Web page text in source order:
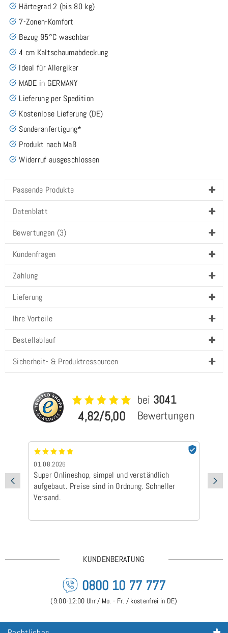
Härtegrad 2 (bis 80 kg)
7-Zonen-Komfort
Bezug 95°C waschbar
4 cm Kaltschaumabdeckung
Ideal für Allergiker
MADE in GERMANY
Lieferung per Spedition
Kostenlose Lieferung (DE)
Sonderanfertigung*
Produkt nach Maß
Widerruf ausgeschlossen
Passende Produkte
Datenblatt
Bewertungen (3)
Kundenfragen
Zahlung
Lieferung
Ihre Vorteile
Bestellablauf
Sicherheit- & Produktressourcen
4,82/5,00
bei 3041
Bewertungen
01.08.2026
Super Onlineshop, simpel und verständlich
aufgebaut. Preise sind in Ordnung. Schneller
Versand.
KUNDENBERATUNG
0800 10 77 777
(9:00-12:00 Uhr / Mo. - Fr. / kostenfrei in DE)